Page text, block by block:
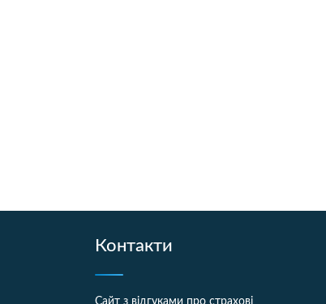
Контакти
Сайт з відгуками про страхові